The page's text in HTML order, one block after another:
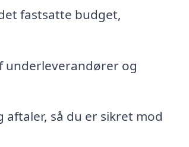
fastsatte budget,
underleverandører og
så du er sikret mod